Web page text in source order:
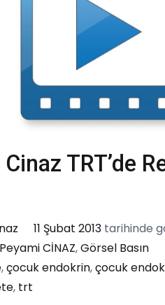
TRT’de
11 Şubat 2013tarihinde
CİNAZ,Görsel Basın
,çocuk endokrin,çocuk
, trt